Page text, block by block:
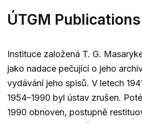
ÚTGM Publications
Instituce založená T. G.
jako nadace pečující o jeho
vydávání jeho spisů. V letech
1954–1990 byl ústav zrušen.
1990 obnoven, postupně